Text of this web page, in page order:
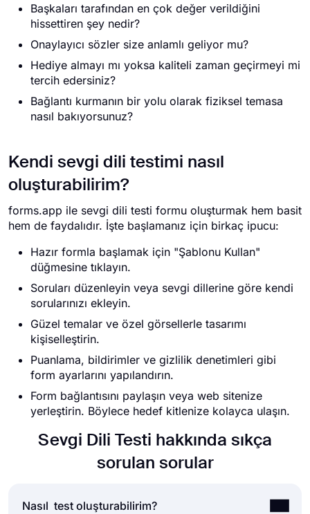
Başkaları tarafından en çok değer verildiğini
hissettiren şey nedir?
Onaylayıcı sözler size anlamlı geliyor mu?
Hediye almayı mı yoksa kaliteli zaman geçirmeyi mi
tercih edersiniz?
Bağlantı kurmanın bir yolu olarak fiziksel temasa
nasıl bakıyorsunuz?
Kendi sevgi dili testimi nasıl
oluşturabilirim?
forms.app ile sevgi dili testi formu oluşturmak hem basit
hem de faydalıdır. İşte başlamanız için birkaç ipucu:
Hazır formla başlamak için "Şablonu Kullan"
düğmesine tıklayın.
Soruları düzenleyin veya sevgi dillerine göre kendi
sorularınızı ekleyin.
Güzel temalar ve özel görsellerle tasarımı
kişiselleştirin.
Puanlama, bildirimler ve gizlilik denetimleri gibi
form ayarlarını yapılandırın.
Form bağlantısını paylaşın veya web sitenize
yerleştirin. Böylece hedef kitlenize kolayca ulaşın.
Sevgi Dili Testi hakkında sıkça
sorulan sorular
Nasıl test oluşturabilirim?